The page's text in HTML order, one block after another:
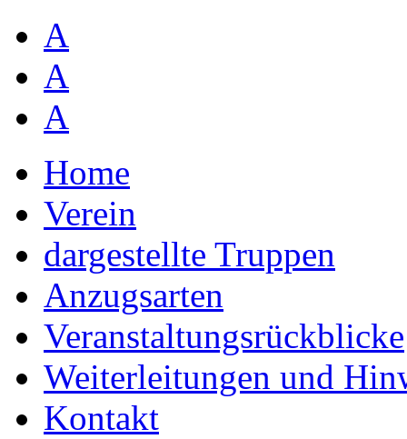
A
A
A
Home
Verein
dargestellte Truppen
Anzugsarten
Veranstaltungsrückblicke
Weiterleitungen und
Kontakt